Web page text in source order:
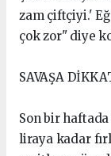
zam çiftçiyi.'
çok zor" diye
SAVAŞA
Son bir
liraya kadar